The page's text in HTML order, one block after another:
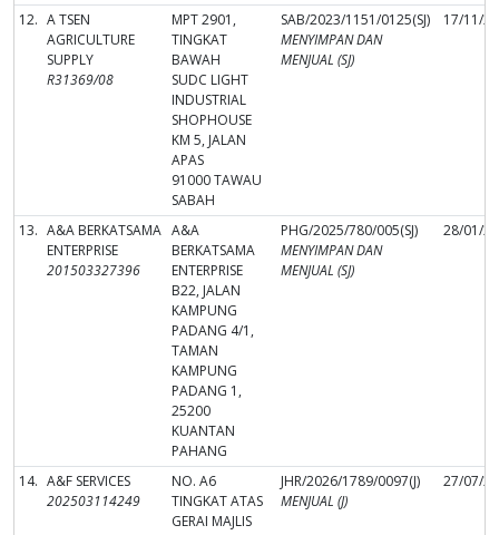
12. A TSEN
AGRICULTURE
SUPPLY
R31369/08
MPT 2901,
TINGKAT
BAWAH
SUDC LIGHT
INDUSTRIAL
SHOPHOUSE
KM 5, JALAN
APAS
91000 TAWAU
SABAH
SAB/2023/1151/0125(SJ)
MENYIMPAN DAN
MENJUAL (SJ)
17/11/
13. A&A BERKATSAMA
ENTERPRISE
201503327396
A&A
BERKATSAMA
ENTERPRISE
B22, JALAN
KAMPUNG
PADANG 4/1,
TAMAN
KAMPUNG
PADANG 1,
25200
KUANTAN
PAHANG
PHG/2025/780/005(SJ)
MENYIMPAN DAN
MENJUAL (SJ)
28/01/
14. A&F SERVICES
202503114249
NO. A6
TINGKAT ATAS
GERAI MAJLIS
JHR/2026/1789/0097(J)
MENJUAL (J)
27/07/